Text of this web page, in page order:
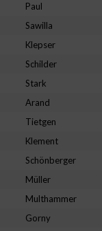
Paul
Sawilla
Klepser
Schilder
Stark
Arand
Tietgen
Klement
Schönberger
Müller
Multhammer
Gorny
oder